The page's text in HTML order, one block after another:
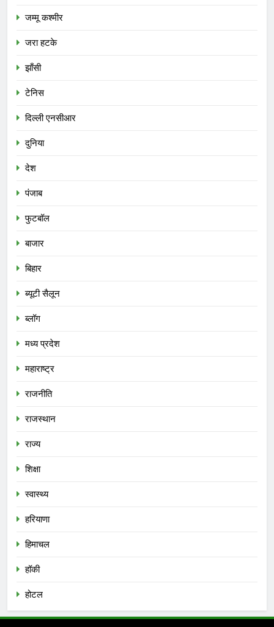
जम्मू कश्मीर
जरा हटके
झाँसी
टेनिस
दिल्ली एनसीआर
दुनिया
देश
पंजाब
फुटबॉल
बाजार
बिहार
ब्यूटी सैलून
ब्लॉग
मध्य प्रदेश
महाराष्ट्र
राजनीति
राजस्थान
राज्य
शिक्षा
स्वास्थ्य
हरियाणा
हिमाचल
हॉकी
होटल